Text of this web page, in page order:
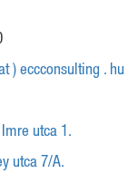
) eccconsulting . hu
utca 1.
utca 7/A.